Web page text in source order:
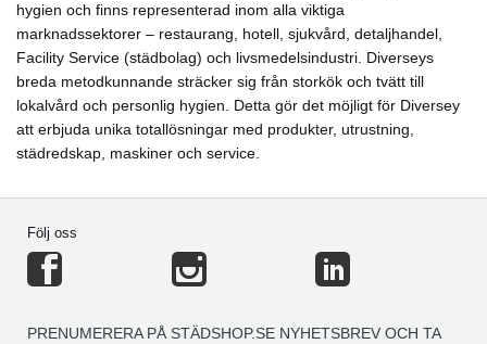
hygien och finns representerad inom alla viktiga
marknadssektorer – restaurang, hotell, sjukvård, detaljhandel,
Facility Service (städbolag) och livsmedelsindustri. Diverseys
breda metodkunnande sträcker sig från storkök och tvätt till
lokalvård och personlig hygien. Detta gör det möjligt för Diversey
att erbjuda unika totallösningar med produkter, utrustning,
städredskap, maskiner och service.
Följ oss
PRENUMERERA PÅ STÄDSHOP.SE NYHETSBREV OCH TA